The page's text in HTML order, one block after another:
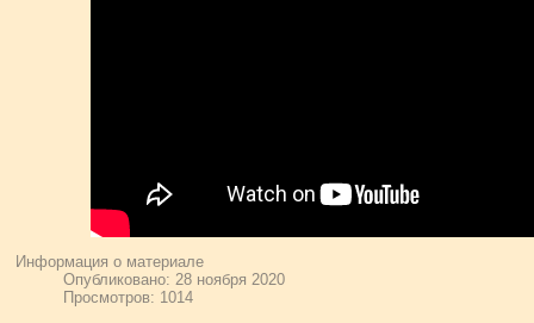
Информация о материале
Опубликовано: 28 ноября 2020
Просмотров: 1014